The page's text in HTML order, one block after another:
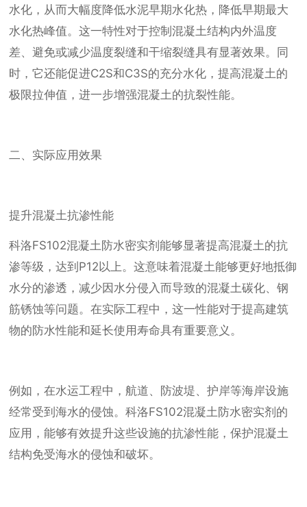
水化，从而大幅度降低水泥早期水化热，降低早期最大
水化热峰值。这一特性对于控制混凝土结构内外温度
差、避免或减少温度裂缝和干缩裂缝具有显著效果。同
时，它还能促进C2S和C3S的充分水化，提高混凝土的
极限拉伸值，进一步增强混凝土的抗裂性能。
二、实际应用效果
提升混凝土抗渗性能
科洛FS102混凝土防水密实剂能够显著提高混凝土的抗
渗等级，达到P12以上。这意味着混凝土能够更好地抵御
水分的渗透，减少因水分侵入而导致的混凝土碳化、钢
筋锈蚀等问题。在实际工程中，这一性能对于提高建筑
物的防水性能和延长使用寿命具有重要意义。
例如，在水运工程中，航道、防波堤、护岸等海岸设施
经常受到海水的侵蚀。科洛FS102混凝土防水密实剂的
应用，能够有效提升这些设施的抗渗性能，保护混凝土
结构免受海水的侵蚀和破坏。